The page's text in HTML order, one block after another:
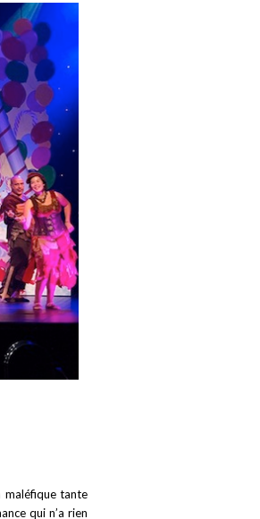
maléfique tante
qui n’a rien